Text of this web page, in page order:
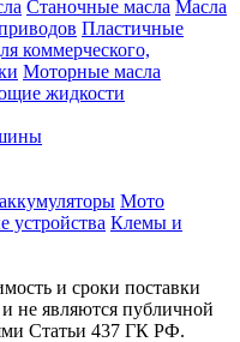
Станочные масла Масла
Пластичные
коммерческого,
Моторные масла
жидкости
Мото
устройства Клемы и
и сроки поставки
не являются публичной
Статьи 437 ГК РФ.